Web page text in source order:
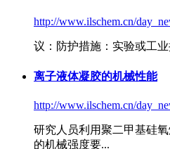
http://www.ilschem.cn/
议：防护措施：实验或工
离子液体凝胶的机械性能
http://www.ilschem.cn/
研究人员利用聚二甲基硅
的机械强度要...